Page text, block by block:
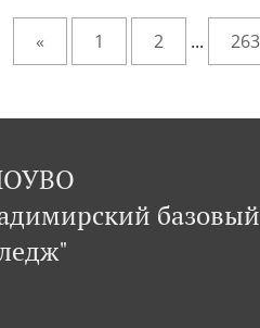
« 1 2 ... 263